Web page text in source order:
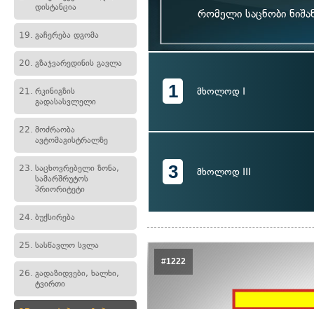
დისტანცია
19. გაჩერება დგომა
20. გზაჯვარედინის გავლა
21. რკინიგზის
გადასასვლელი
22. მოძრაობა
ავტომაგისტრალზე
23. საცხოვრებელი ზონა,
სამარშრუტოს
პრიორიტეტი
24. ბუქსირება
25. სასწავლო სვლა
26. გადაზიდვები, ხალხი,
ტვირთი
რომელი საცნობი
1 მხოლოდ I
3 მხოლოდ III
#1222